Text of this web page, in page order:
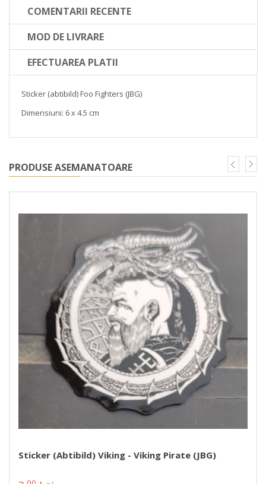
COMENTARII RECENTE
MOD DE LIVRARE
EFECTUAREA PLATII
Sticker (abtibild) Foo Fighters (JBG)
Dimensiuni: 6 x 4.5 cm
PRODUSE ASEMANATOARE
Sticker (abtibild) Viking - Viking Pirate (JBG)